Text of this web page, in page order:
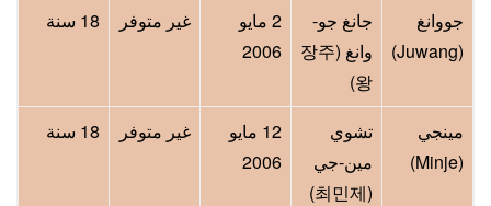
جووانغ
(Juwang)
جانغ جو-
وانغ (장주
왕)
2 مايو
2006
غير متوفر 18 سنة
مينجي
(Minje)
تشوي
مين-جي
(최민제)
12 مايو
2006
غير متوفر 18 سنة